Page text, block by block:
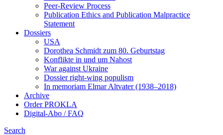
Peer-Review Process
Publication Ethics and Publication Malpractice
Statement
Dossiers
USA
Dorothea Schmidt zum 80. Geburtstag
Konflikte in und um Nahost
War against Ukraine
Dossier right-wing populism
In me­mo­ri­am Elmar Altvater (1938–2018)
Archive
Order PROKLA
Digital-Abo / FAQ
Search